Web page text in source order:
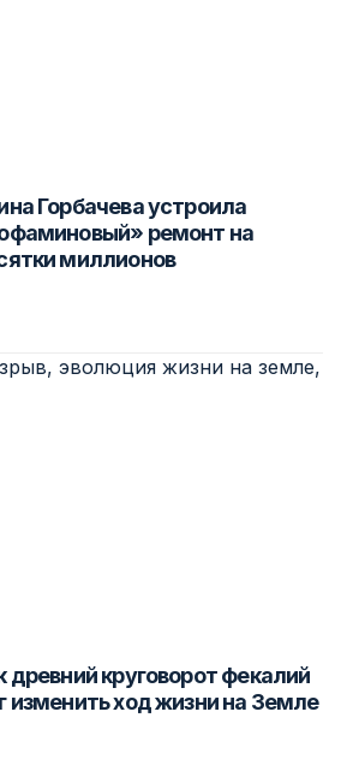
Горбачева устроила
ремонт на
миллионов
древний круговорот фекалий
изменить ход жизни на Земле